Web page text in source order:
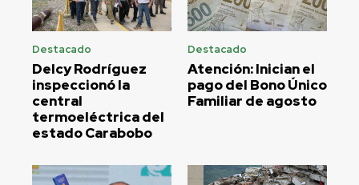
Destacado
Delcy Rodríguez
inspeccionó la
central
termoeléctrica del
estado Carabobo
Destacado
Atención: Inician el
pago del Bono Único
Familiar de agosto